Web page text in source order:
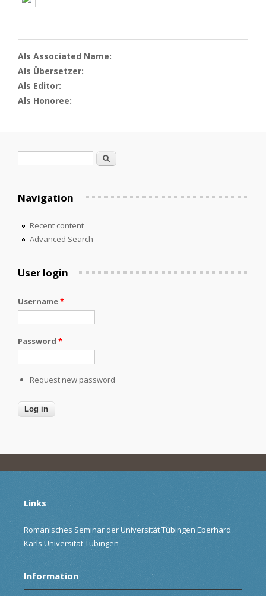
Als Associated Name:
Als Übersetzer:
Als Editor:
Als Honoree:
Search
Navigation
Recent content
Advanced Search
User login
Username*
Password *
Request new password
Links
Romanisches Seminar der Universität Tübingen Eberhard
Karls Universität Tübingen
Information